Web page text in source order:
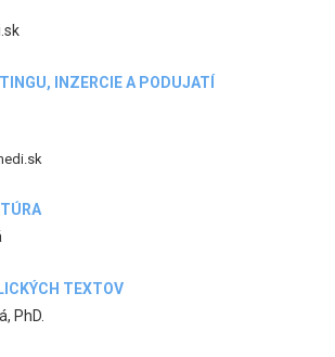
INZERCIE A PODUJATÍ
TEXTOV
PhD.